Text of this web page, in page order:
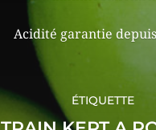
Acidité garantie
ÉTIQUETTE